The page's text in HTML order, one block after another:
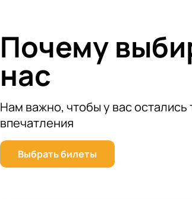
Михаил Шелег, Евгений Кемеровский,
Купить билеты на гала-концерт 16
кто не любит стоять в очередях в кассу,
покупка в один клик на любое
нужным количеством билетов и
Почему
нас
Нам важно, чтобы у вас остались
впечатления
Выбрать билеты